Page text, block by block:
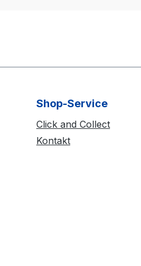
Shop-Service
Click and Collect
Kontakt